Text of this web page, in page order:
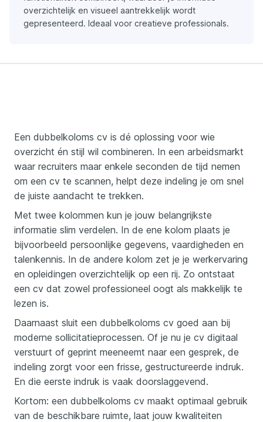
overzichtelijk en visueel aantrekkelijk wordt
gepresenteerd. Ideaal voor creatieve professionals.
Een dubbelkoloms cv is dé oplossing voor wie
overzicht én stijl wil combineren. In een arbeidsmarkt
waar recruiters maar enkele seconden de tijd nemen
om een cv te scannen, helpt deze indeling je om snel
de juiste aandacht te trekken.
Met twee kolommen kun je jouw belangrijkste
informatie slim verdelen. In de ene kolom plaats je
bijvoorbeeld persoonlijke gegevens, vaardigheden en
talenkennis. In de andere kolom zet je je werkervaring
en opleidingen overzichtelijk op een rij. Zo ontstaat
een cv dat zowel professioneel oogt als makkelijk te
lezen is.
Daarnaast sluit een dubbelkoloms cv goed aan bij
moderne sollicitatieprocessen. Of je nu je cv digitaal
verstuurt of geprint meeneemt naar een gesprek, de
indeling zorgt voor een frisse, gestructureerde indruk.
En die eerste indruk is vaak doorslaggevend.
Kortom: een dubbelkoloms cv maakt optimaal gebruik
van de beschikbare ruimte, laat jouw kwaliteiten